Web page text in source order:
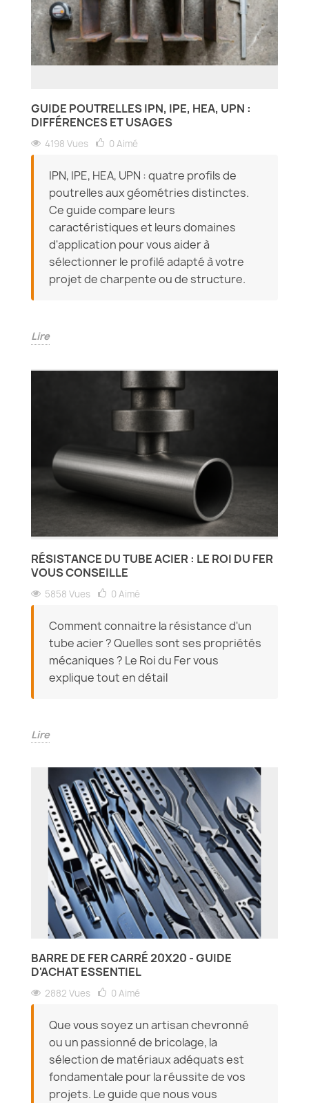
GUIDE POUTRELLES IPN, IPE, HEA, UPN :
DIFFÉRENCES ET USAGES
4198 Vues 0 Aimé
IPN, IPE, HEA, UPN : quatre profils de
poutrelles aux géométries distinctes.
Ce guide compare leurs
caractéristiques et leurs domaines
d'application pour vous aider à
sélectionner le profilé adapté à votre
projet de charpente ou de structure.
Lire
RÉSISTANCE DU TUBE ACIER : LE ROI DU FER
VOUS CONSEILLE
5858 Vues 0 Aimé
Comment connaitre la résistance d'un
tube acier ? Quelles sont ses propriétés
mécaniques ? Le Roi du Fer vous
explique tout en détail
Lire
BARRE DE FER CARRÉ 20X20 - GUIDE
D'ACHAT ESSENTIEL
2882 Vues 0 Aimé
Que vous soyez un artisan chevronné
ou un passionné de bricolage, la
sélection de matériaux adéquats est
fondamentale pour la réussite de vos
projets. Le guide que nous vous